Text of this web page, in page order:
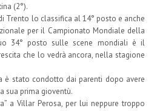
(2°).
Trento lo classifica al 14° posto e anche
per il Campionato Mondiale della
34° posto sulle scene mondiali è il
che lo vedrà ancora, nella stagione
è stato condotto dai parenti dopo avere
sua prima gioventù.
a Villar Perosa, per lui neppure troppo